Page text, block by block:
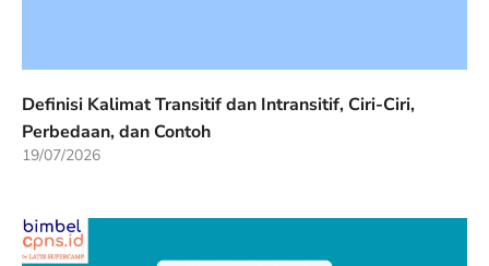
Definisi Kalimat Transitif dan Intransitif, Ciri-Ciri,
Perbedaan, dan Contoh
19/07/2026